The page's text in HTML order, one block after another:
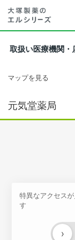
取扱い医療機関・
マップを見る
元気堂薬局
特異なアクセス
す
›